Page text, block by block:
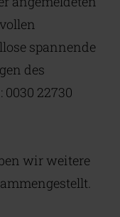
spannende
des
22730
wir weitere